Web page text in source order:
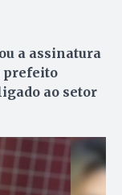
a assinatura
prefeito
ao setor